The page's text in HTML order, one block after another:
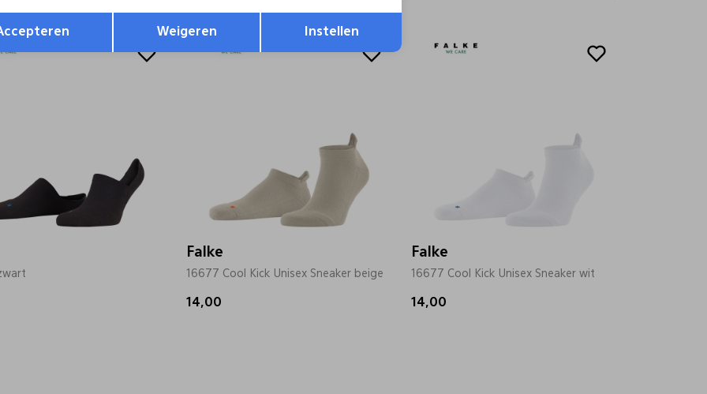
Falke
16677 Cool Kick Unisex Sneaker beige
14,00
Falke
16677 Cool Kick Unisex Sneaker wit
14,00
Terug Opslaan
Weigeren Instellen